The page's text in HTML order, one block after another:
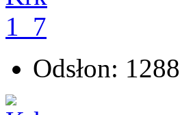
Odsłon: 1288